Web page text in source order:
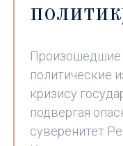
Произошедшие
политические
кризису
подвергая
суверенитет